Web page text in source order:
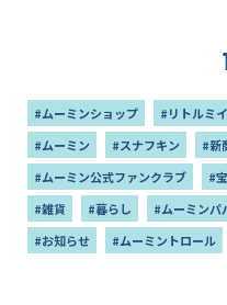
#ムーミンショップ #リトルミイ
#ムーミン
#スナフキン #新
#ムーミン公式ファンクラブ
#
#雑貨
#暮らし #ムーミンパ
#お知らせ
#ムーミントロール